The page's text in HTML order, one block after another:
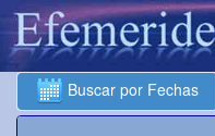
Buscar por Fechas